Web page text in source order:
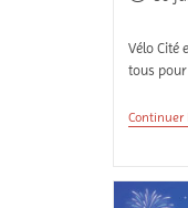
Vélo Cité
tous
Continuer